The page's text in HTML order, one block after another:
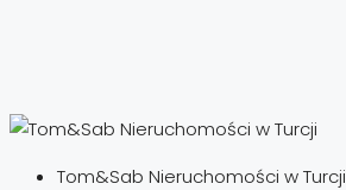
Tom&Sab Nieruchomości w Turcji